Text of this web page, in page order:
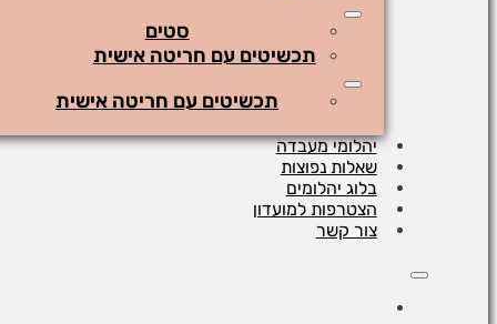
סטים
תכשיטים עם חריטה אישית
תכשיטים עם חריטה אישית
יהלומי מעבדה
שאלות נפוצות
בלוג יהלומים
הצטרפות למועדון
צור קשר